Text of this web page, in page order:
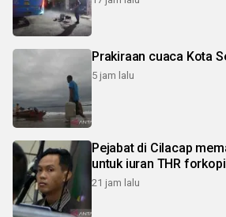
Prakiraan cuaca Kota
5 jam lalu
Pejabat di Cilacap
untuk iuran THR
21 jam lalu